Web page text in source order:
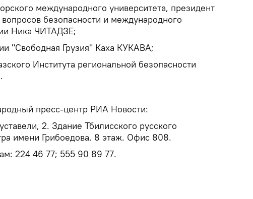
международного университета, президент
безопасности и международного
Ника ЧИТАДЗЕ;
"Свободная Грузия" Каха КУКАВА;
Института региональной безопасности
пресс-центр РИА Новости:
2. Здание Тбилисского русского
имени Грибоедова. 8 этаж. Офис 808.
224 46 77; 555 90 89 77.